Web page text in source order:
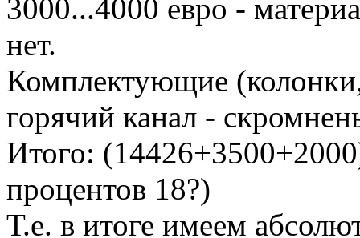
3000...4000 евро -
нет.
Комплектующие
горячий канал -
Итого:
процентов 18?)
Т.е. в итоге имеем